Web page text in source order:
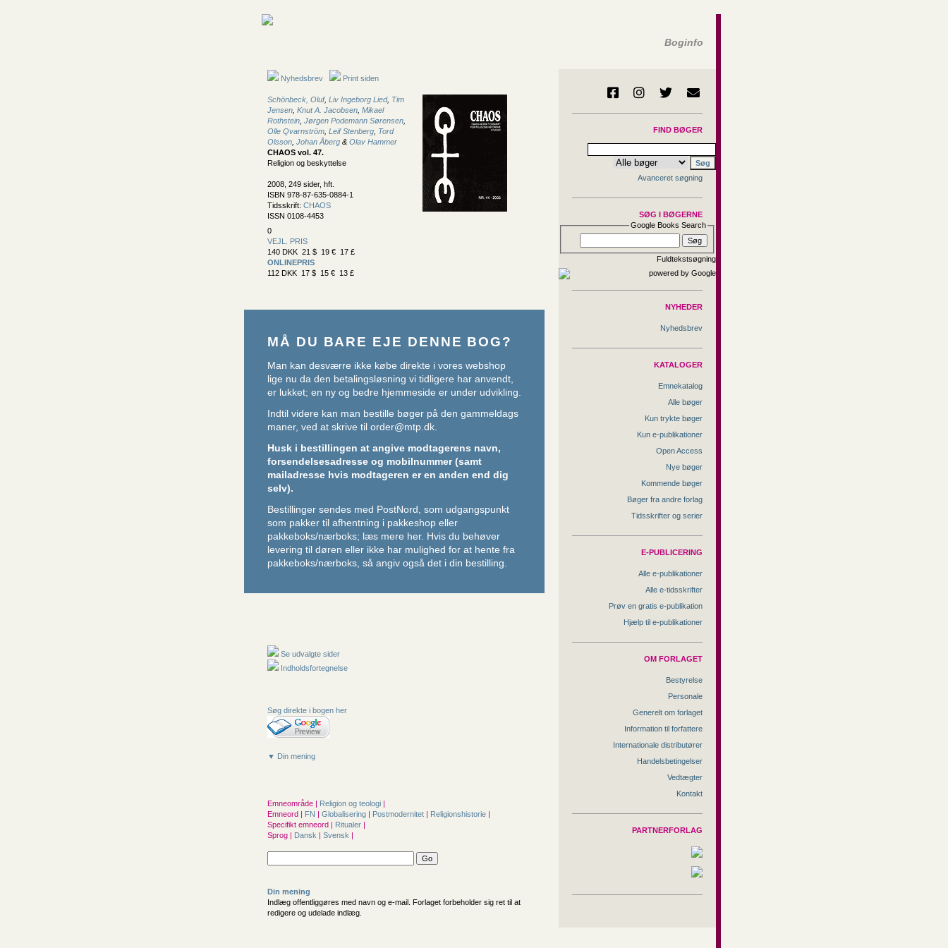
Boginfo
Nyhedsbrev Print siden
Schönbeck, Oluf, Liv Ingeborg Lied, Tim
Jensen Knut A. Jacobsen Mikael
Rothstein Jørgen Podemann Sørensen
Olle Qvarnström Leif Stenberg Tord
Olsson Johan Åberg & Olav Hammer
CHAOS vol. 47.
Religion og beskyttelse
2008, 249 sider, hft.
ISBN 978-87-635-0884-1
Tidsskrift: CHAOS
ISSN 0108-4453
0
VEJL. PRIS
140 DKK 21 $ 19 € 17 £
ONLINEPRIS
112 DKK 17 $ 15 € 13 £
MÅ DU BARE EJE DENNE BOG?
Man kan desværre ikke købe direkte i vores webshop
lige nu da den betalingsløsning vi tidligere har anvendt,
er lukket; en ny og bedre hjemmeside er under udvikling.
Indtil videre kan man bestille bøger på den gammeldags
maner, ved at skrive til order@mtp.dk.
Husk i bestillingen at angive modtagerens navn,
forsendelsesadresse og mobilnummer (samt
mailadresse hvis modtageren er en anden end dig
selv).
Bestillinger sendes med PostNord, som udgangspunkt
som pakker til afhentning i pakkeshop eller
pakkeboks/nærboks; læs mere her. Hvis du behøver
levering til døren eller ikke har mulighed for at hente fra
pakkeboks/nærboks, så angiv også det i din bestilling.
Se udvalgte sider
Indholdsfortegnelse
Søg direkte i bogen her
▼ Din mening
Emneområde | Religion og teologi |
Emneord | FN | Globalisering | Postmodernitet | Religionshistorie |
Specifikt emneord | Ritualer |
Sprog | Dansk | Svensk |
Din mening
Indlæg offentliggøres med navn og e-mail. Forlaget forbeholder sig ret til at
redigere og udelade indlæg.
FIND BØGER
Avanceret søgning
SØG I BØGERNE
Google Books Search
Fuldtekstsøgning
NYHEDER
Nyhedsbrev
KATALOGER
Emnekatalog
Alle bøger
Kun trykte bøger
Kun e-publikationer
Open Access
Nye bøger
Kommende bøger
Bøger fra andre forlag
Tidsskrifter og serier
E-PUBLICERING
Alle e-publikationer
Alle e-tidsskrifter
Prøv en gratis e-publikation
Hjælp til e-publikationer
OM FORLAGET
Bestyrelse
Personale
Generelt om forlaget
Information til forfattere
Internationale distributører
Handelsbetingelser
Vedtægter
Kontakt
PARTNERFORLAG